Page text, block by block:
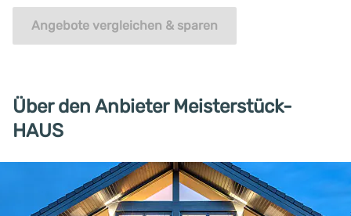
Angebote vergleichen & sparen
Über den Anbieter Meisterstück-
HAUS